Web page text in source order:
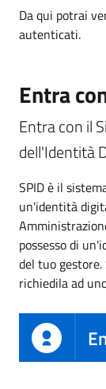
Da qui potrai
autenticati.
Entra
Entra con il
dell'Identità
SPID è il
un'identità
possesso di
del tuo
richiedila ad